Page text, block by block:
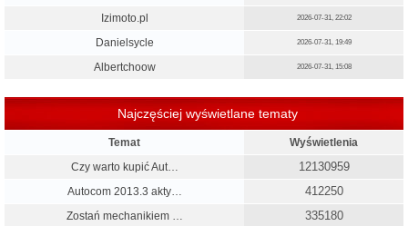
Izimoto.pl 2026-07-31, 22:02
Danielsycle 2026-07-31, 19:49
Albertchoow 2026-07-31, 15:08
Najczęściej wyświetlane tematy
Temat
Wyświetlenia
Czy warto kupić Aut…
12130959
Autocom 2013.3 akty… 412250
Zostań mechanikiem … 335180